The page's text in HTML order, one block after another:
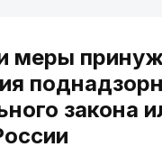
меры
закона